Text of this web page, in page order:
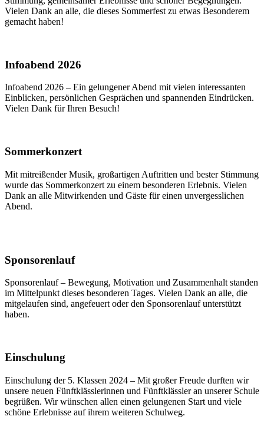
Vielen Dank an alle, die dieses Sommerfest zu etwas Besonderem
gemacht haben!
Infoabend 2026
Infoabend 2026 – Ein gelungener Abend mit vielen interessanten
Einblicken, persönlichen Gesprächen und spannenden Eindrücken.
Vielen Dank für Ihren Besuch!
Sommerkonzert
Mit mitreißender Musik, großartigen Auftritten und bester Stimmung
wurde das Sommerkonzert zu einem besonderen Erlebnis. Vielen
Dank an alle Mitwirkenden und Gäste für einen unvergesslichen
Abend.
Sponsorenlauf
Sponsorenlauf – Bewegung, Motivation und Zusammenhalt standen
im Mittelpunkt dieses besonderen Tages. Vielen Dank an alle, die
mitgelaufen sind, angefeuert oder den Sponsorenlauf unterstützt
haben.
Einschulung
Einschulung der 5. Klassen 2024 – Mit großer Freude durften wir
unsere neuen Fünftklässlerinnen und Fünftklässler an unserer Schule
begrüßen. Wir wünschen allen einen gelungenen Start und viele
schöne Erlebnisse auf ihrem weiteren Schulweg.